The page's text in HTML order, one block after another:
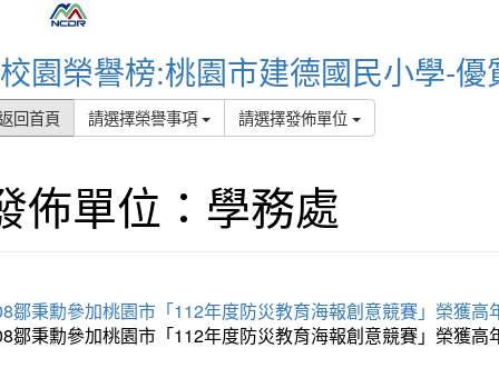
校園榮譽榜:桃園市建德國民小學-優
回首頁 請選擇榮譽事項 請選擇發佈單位
佈單位：學務處
鄒秉勳參加桃園市「112年度防災教育海報創意競賽」榮獲高
鄒秉勳參加桃園市「112年度防災教育海報創意競賽」榮獲